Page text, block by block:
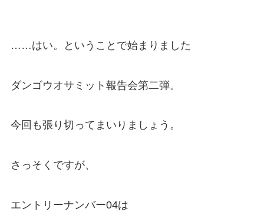
……はい。ということで始まりました
ダンゴウオサミット報告会第二弾。
今回も張り切ってまいりましょう。
さっそくですが、
エントリーナンバー04は